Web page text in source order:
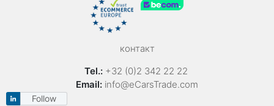
контакт
Tel.: +32 (0)2 342 22 22
Email: info@eCarsTrade.com
Follow